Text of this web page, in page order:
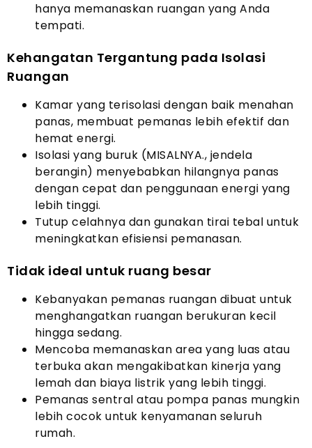
hanya memanaskan ruangan yang Anda
tempati.
Kehangatan Tergantung pada Isolasi
Ruangan
Kamar yang terisolasi dengan baik menahan
panas, membuat pemanas lebih efektif dan
hemat energi.
Isolasi yang buruk (MISALNYA., jendela
berangin) menyebabkan hilangnya panas
dengan cepat dan penggunaan energi yang
lebih tinggi.
Tutup celahnya dan gunakan tirai tebal untuk
meningkatkan efisiensi pemanasan.
Tidak ideal untuk ruang besar
Kebanyakan pemanas ruangan dibuat untuk
menghangatkan ruangan berukuran kecil
hingga sedang.
Mencoba memanaskan area yang luas atau
terbuka akan mengakibatkan kinerja yang
lemah dan biaya listrik yang lebih tinggi.
Pemanas sentral atau pompa panas mungkin
lebih cocok untuk kenyamanan seluruh
rumah.